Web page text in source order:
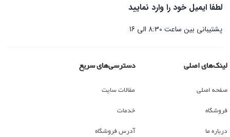
لطفا ایمیل خود را وارد نمایید
پشتیبانی بین ساعت 8:30 الی 16
لینک‌های اصلی
صفحه اصلی
فروشگاه
درباره ما
دسترسی‌های سریع
مقالات سایت
خدمات
آدرس فروشگاه